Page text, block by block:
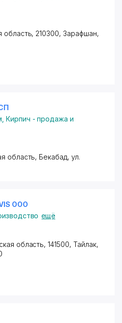
область, 210300, Зарафшан,
Кирпич - продажа и
область, Бекабад, ул.
ООО
ещё
область, 141500, Тайлак,